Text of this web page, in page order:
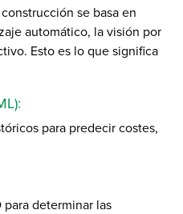
se basa en
automático, la visión por
Esto es lo que significa
para predecir costes,
determinar las